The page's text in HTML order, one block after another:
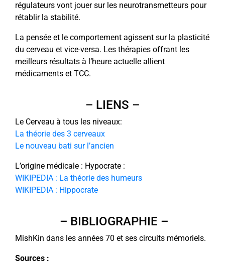
régulateurs vont jouer sur les neurotransmetteurs pour
rétablir la stabilité.
La pensée et le comportement agissent sur la plasticité
du cerveau et vice-versa. Les thérapies offrant les
meilleurs résultats à l’heure actuelle allient
médicaments et TCC.
– LIENS –
Le Cerveau à tous les niveaux:
La théorie des 3 cerveaux
Le nouveau bati sur l’ancien
L’origine médicale : Hypocrate :
WIKIPEDIA : La théorie des humeurs
WIKIPEDIA : Hippocrate
– BIBLIOGRAPHIE –
MishKin dans les années 70 et ses circuits mémoriels.
Sources :